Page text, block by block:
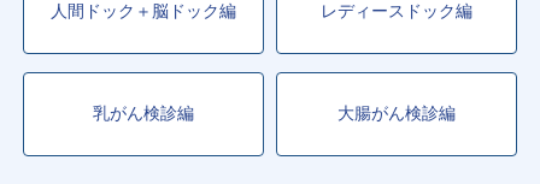
人間ドック＋脳ドック編 レディースドック編
乳がん検診編 大腸がん検診編